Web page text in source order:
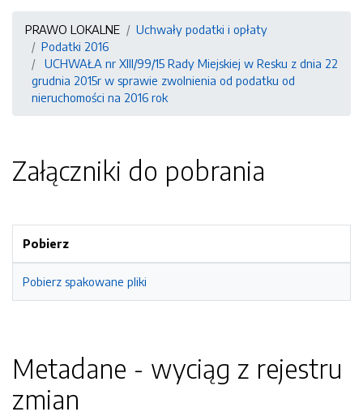
PRAWO LOKALNE
Uchwały podatki i opłaty
Podatki 2016
UCHWAŁA nr XIII/99/15 Rady Miejskiej w Resku z dnia 22
grudnia 2015r w sprawie zwolnienia od podatku od
nieruchomości na 2016 rok
Załączniki do pobrania
Pobierz
Pobierz spakowane pliki
Metadane - wyciąg z rejestru
zmian